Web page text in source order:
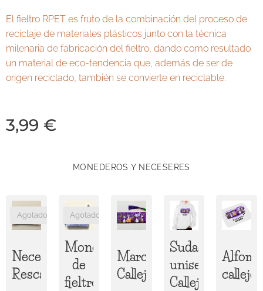
El fieltro RPET es fruto de la combinación del proceso de
reciclaje de materiales plásticos junto con la técnica
milenaria de fabricación del fieltro, dando como resultado
un material de eco-tendencia que, además de ser de
origen reciclado, también se convierte en reciclable.
3,99 €
MONEDEROS Y NECESERES
Neceser
Rescatado
Agotado
Monedero
de
fieltro
Agotado
Marcapáginas
Callejitos
Sudadera
unisex
Callejeritos